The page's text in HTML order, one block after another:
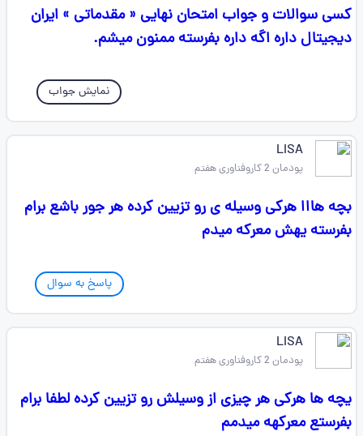
کسی سوالات و جواب امتحان نهایی « مقدماتی » ایران
دیجیتال داره اگه داره بفرسته ممنون میشم.
نمایش جواب
LISA
پودمان 2 کاروفناوری هفتم
بچه هااا هرکی وسیله ی رو تزیین کرده هر جور باشع برام
بفرسته یهش معرکه میدم
پاسخ به سوال
LISA
پودمان 2 کاروفناوری هفتم
یچه ها هرکی هر چیزی از وسیلش رو تزیین کرده لطفا برام
بفرستع معرکهه میدمم